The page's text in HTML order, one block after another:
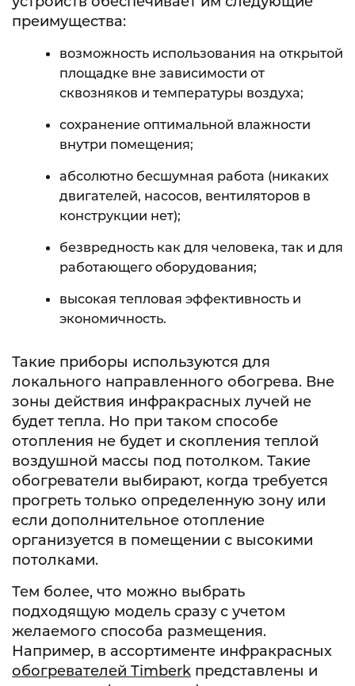
преимущества:
возможность использования на открытой
площадке вне зависимости от
сквозняков и температуры воздуха;
сохранение оптимальной влажности
внутри помещения;
абсолютно бесшумная работа (никаких
двигателей, насосов, вентиляторов в
конструкции нет);
безвредность как для человека, так и для
работающего оборудования;
высокая тепловая эффективность и
экономичность.
Такие приборы используются для
локального направленного обогрева. Вне
зоны действия инфракрасных лучей не
будет тепла. Но при таком способе
отопления не будет и скопления теплой
воздушной массы под потолком. Такие
обогреватели выбирают, когда требуется
прогреть только определенную зону или
если дополнительное отопление
организуется в помещении с высокими
потолками.
Тем более, что можно выбрать
подходящую модель сразу с учетом
желаемого способа размещения.
Например, в ассортименте инфракрасных
обогревателей Timberk представлены и